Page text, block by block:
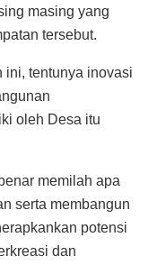
masing yang
tersebut.
ini, tentunya inovasi
oleh Desa itu
memilah apa
serta membangun
potensi
dan